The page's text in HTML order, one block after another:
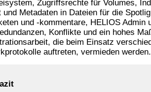
Zugriffsrechte für Volumes,
und Metadaten in Dateien für die
und -kommentare, HELIOS Admin
Konflikte und ein hohes
die beim Einsatz
auftreten, vermieden werden.